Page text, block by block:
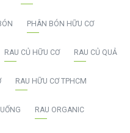
PHÂN BÓN HỮU CƠ
RAU CỦ HỮU CƠ RAU CỦ QUẢ
RAU HỮU CƠ TPHCM
RAU ORGANIC